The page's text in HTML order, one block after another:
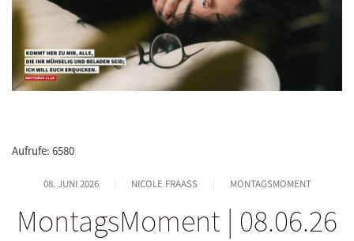
Aufrufe: 6580
08. JUNI 2026 NICOLE FRAASS MONTAGSMOMENT
MontagsMoment | 08.06.26